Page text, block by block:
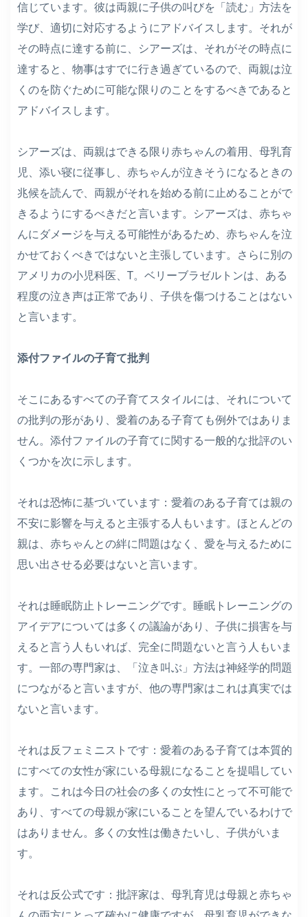
信じています。彼は両親に子供の叫びを「読む」方法を
学び、適切に対応するようにアドバイスします。それが
その時点に達する前に、シアーズは、それがその時点に
達すると、物事はすでに行き過ぎているので、両親は泣
くのを防ぐために可能な限りのことをするべきであると
アドバイスします。
シアーズは、両親はできる限り赤ちゃんの着用、母乳育
児、添い寝に従事し、赤ちゃんが泣きそうになるときの
兆候を読んで、両親がそれを始める前に止めることがで
きるようにするべきだと言います。シアーズは、赤ちゃ
んにダメージを与える可能性があるため、赤ちゃんを泣
かせておくべきではないと主張しています。さらに別の
アメリカの小児科医、T。ベリーブラゼルトンは、ある
程度の泣き声は正常であり、子供を傷つけることはない
と言います。
添付ファイルの子育て批判
そこにあるすべての子育てスタイルには、それについて
の批判の形があり、愛着のある子育ても例外ではありま
せん。添付ファイルの子育てに関する一般的な批評のい
くつかを次に示します。
それは恐怖に基づいています：愛着のある子育ては親の
不安に影響を与えると主張する人もいます。ほとんどの
親は、赤ちゃんとの絆に問題はなく、愛を与えるために
思い出させる必要はないと言います。
それは睡眠防止トレーニングです。睡眠トレーニングの
アイデアについては多くの議論があり、子供に損害を与
えると言う人もいれば、完全に問題ないと言う人もいま
す。一部の専門家は、「泣き叫ぶ」方法は神経学的問題
につながると言いますが、他の専門家はこれは真実では
ないと言います。
それは反フェミニストです：愛着のある子育ては本質的
にすべての女性が家にいる母親になることを提唱してい
ます。これは今日の社会の多くの女性にとって不可能で
あり、すべての母親が家にいることを望んでいるわけで
はありません。多くの女性は働きたいし、子供がいま
す。
それは反公式です：批評家は、母乳育児は母親と赤ちゃ